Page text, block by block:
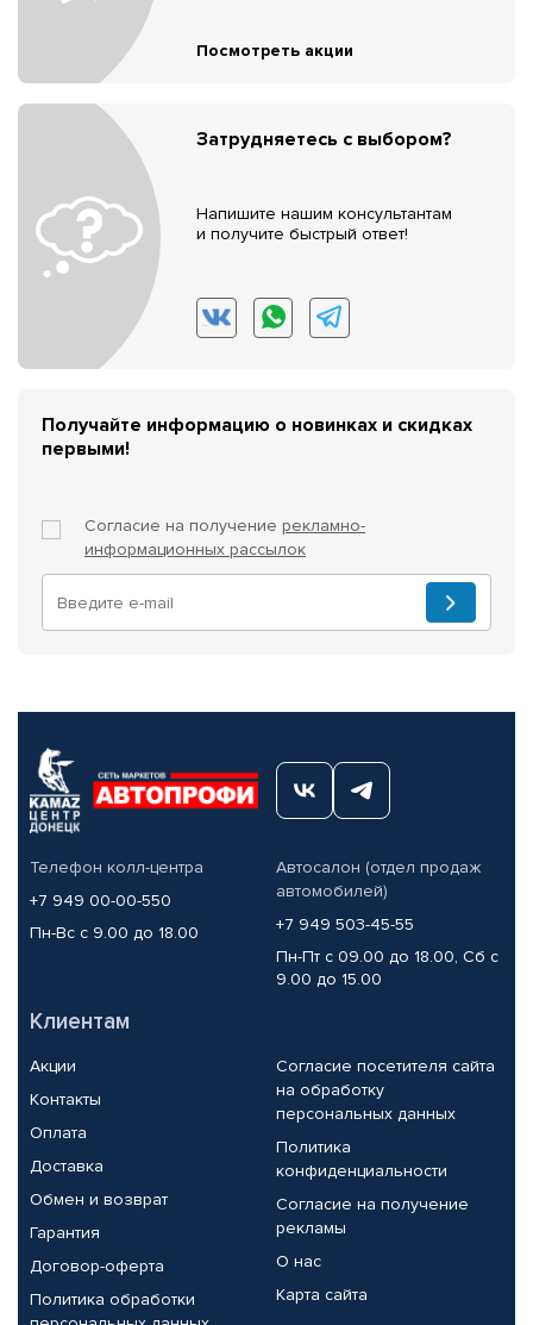
Посмотреть акции
Затрудняетесь с выбором?
Напишите нашим консультантам
и получите быстрый ответ!
Получайте информацию о новинках и скидках
первыми!
Согласие на получение рекламно-
информационных рассылок
Телефон колл-центра
+7 949 00-00-550
Пн-Вс с 9.00 до 18.00
Автосалон (отдел продаж
автомобилей)
+7 949 503-45-55
Пн-Пт с 09.00 до 18.00, Сб с
9.00 до 15.00
Клиентам
Акции
Контакты
Оплата
Доставка
Обмен и возврат
Гарантия
Договор-оферта
Политика обработки
Согласие посетителя сайта
на обработку
персональных данных
Политика
конфиденциальности
Согласие на получение
рекламы
О нас
Карта сайта